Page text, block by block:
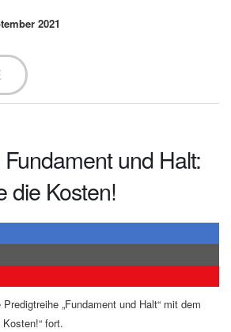
2021
und Halt:
die Kosten!
„Fundament und Halt“ mit dem
fort.